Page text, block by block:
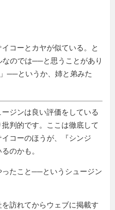
コーとカヤが似ている。と
なのでは──と思うことがあり
──というか、姉と弟みた
ージンは良い評価をしている
判的です。ここは徹底して
コーのほうが、『シンジ
のかも。
たこと──というシュージン
訪れてからウェブに掲載す